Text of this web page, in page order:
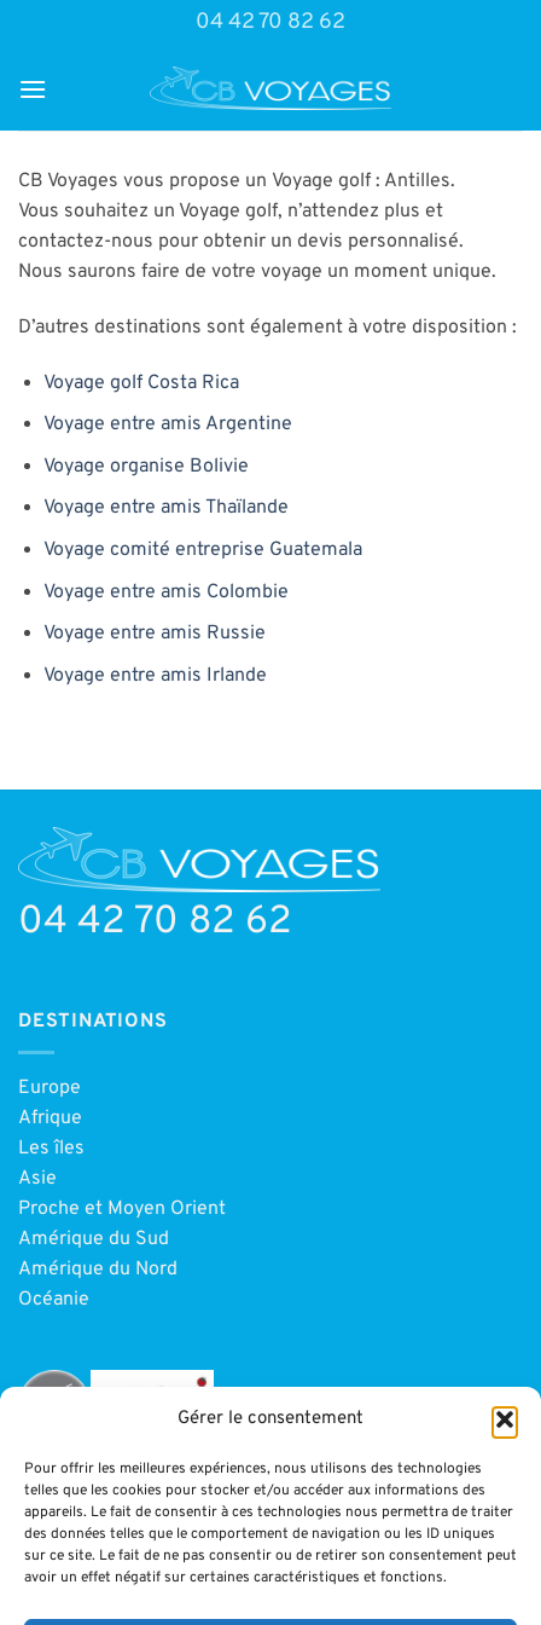
Gérer le consentement
Pour offrir les meilleures expériences, nous utilisons des technologies
telles que les cookies pour stocker et/ou accéder aux informations des
appareils. Le fait de consentir à ces technologies nous permettra de traiter
des données telles que le comportement de navigation ou les ID uniques
sur ce site. Le fait de ne pas consentir ou de retirer son consentement peut
avoir un effet négatif sur certaines caractéristiques et fonctions.
04 42 70 82 62
CB Voyages vous propose un Voyage golf : Antilles.
Vous souhaitez un Voyage golf, n’attendez plus et
contactez-nous pour obtenir un devis personnalisé.
Nous saurons faire de votre voyage un moment unique.
D’autres destinations sont également à votre disposition :
Voyage golf Costa Rica
Voyage entre amis Argentine
Voyage organise Bolivie
Voyage entre amis Thaïlande
Voyage comité entreprise Guatemala
Voyage entre amis Colombie
Voyage entre amis Russie
Voyage entre amis Irlande
04 42 70 82 62
DESTINATIONS
Europe
Afrique
Les îles
Asie
Proche et Moyen Orient
Amérique du Sud
Amérique du Nord
Océanie
INFORMATIONS
Paiement